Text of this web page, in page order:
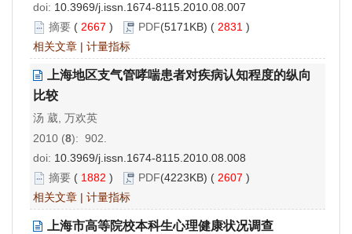
doi: 10.3969/j.issn.1674-8115.2010.08.007
摘要 ( 2667 ) PDF(5171KB) ( 2831 )
相关文章 | 计量指标
上海地区支气管哮喘患者对疾病认知程度的纵向
比较
汤 葳, 万欢英
2010 (8): 902.
doi: 10.3969/j.issn.1674-8115.2010.08.008
摘要 ( 1882 ) PDF(4223KB) ( 2607 )
相关文章 | 计量指标
上海市高等院校本科生心理健康状况调查